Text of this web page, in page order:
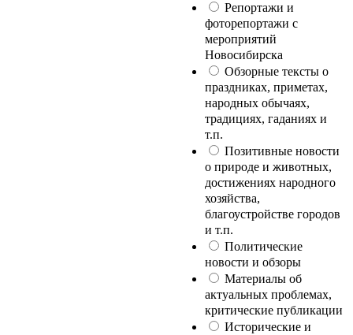
Репортажи и
фоторепортажи с
мероприятий
Новосибирска
Обзорные тексты о
праздниках, приметах,
народных обычаях,
традициях, гаданиях и
т.п.
Позитивные новости
о природе и животных,
достижениях народного
хозяйства,
благоустройстве городов
и т.п.
Политические
новости и обзоры
Материалы об
актуальных проблемах,
критические публикации
Исторические и